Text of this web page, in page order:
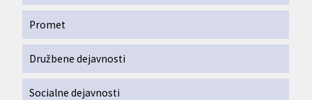
Promet
Družbene dejavnosti
Socialne dejavnosti